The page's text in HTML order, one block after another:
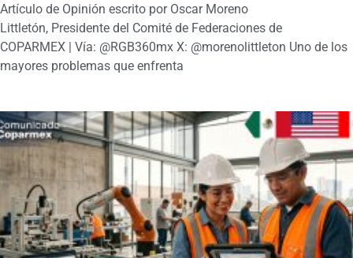
Artículo de Opinión escrito por Oscar Moreno
Littletón, Presidente del Comité de Federaciones de
COPARMEX | Vía: @RGB360mx X: @morenolittleton Uno de los
mayores problemas que enfrenta